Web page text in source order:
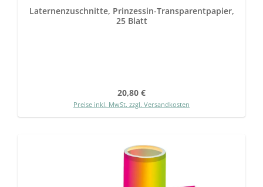
Laternenzuschnitte, Prinzessin-Transparentpapier,
25 Blatt
Regulärer Preis:
20,80 €
Preise inkl. MwSt. zzgl. Versandkosten